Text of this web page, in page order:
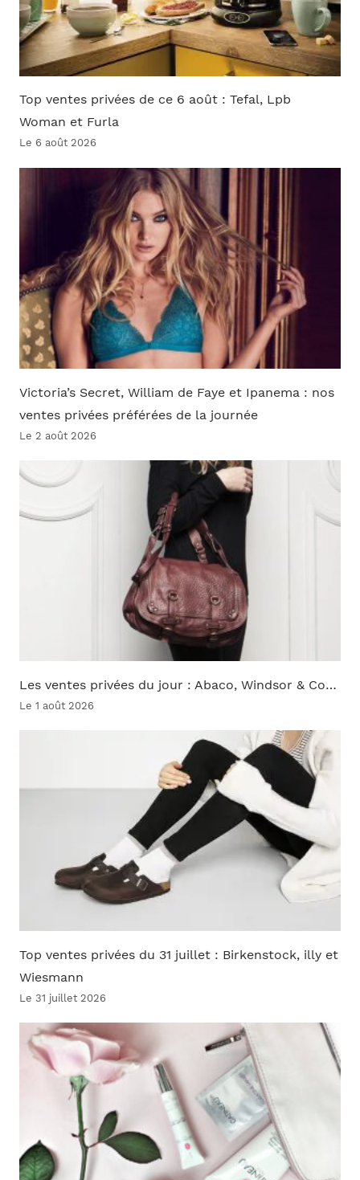
Top ventes privées de ce 6 août : Tefal, Lpb
Woman et Furla
Le 6 août 2026
Victoria’s Secret, William de Faye et Ipanema : nos
ventes privées préférées de la journée
Le 2 août 2026
Les ventes privées du jour : Abaco, Windsor & Co…
Le 1 août 2026
Top ventes privées du 31 juillet : Birkenstock, illy et
Wiesmann
Le 31 juillet 2026